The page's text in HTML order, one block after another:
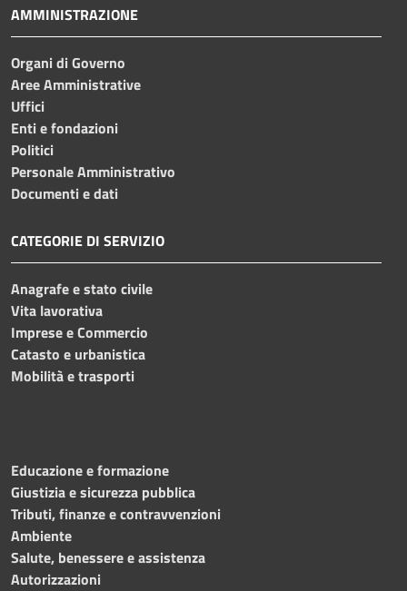
AMMINISTRAZIONE
Organi di Governo
Aree Amministrative
Uffici
Enti e fondazioni
Politici
Personale Amministrativo
Documenti e dati
CATEGORIE DI SERVIZIO
Anagrafe e stato civile
Vita lavorativa
Imprese e Commercio
Catasto e urbanistica
Mobilità e trasporti
Educazione e formazione
Giustizia e sicurezza pubblica
Tributi, finanze e contravvenzioni
Ambiente
Salute, benessere e assistenza
Autorizzazioni